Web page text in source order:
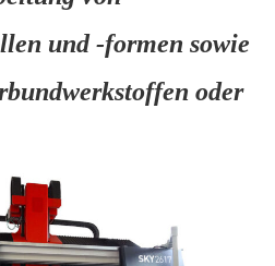
und -formen sowie
oder